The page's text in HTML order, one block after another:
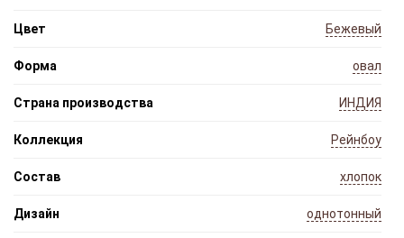
Цвет Бежевый
Форма овал
Страна производства ИНДИЯ
Коллекция Рейнбоу
Состав хлопок
Дизайн однотонный